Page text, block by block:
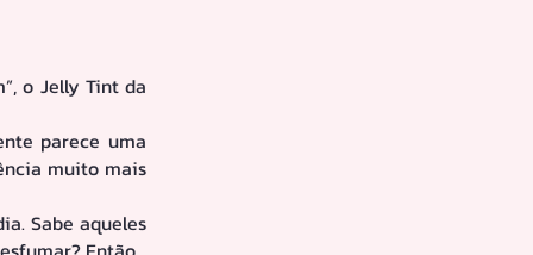
o Jelly Tint da
parece uma
muito mais
Sabe aqueles